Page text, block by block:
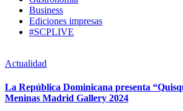
Business
Ediciones impresas
#SCPLIVE
Actualidad
La República Dominicana presenta
Meninas Madrid Gallery 2024